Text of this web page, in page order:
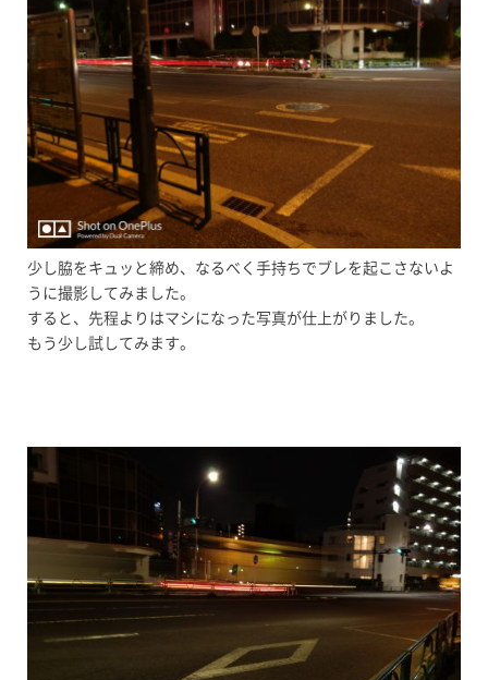
少し脇をキュッと締め、なるべく手持ちでブレを起こさないよ
うに撮影してみました。
すると、先程よりはマシになった写真が仕上がりました。
もう少し試してみます。